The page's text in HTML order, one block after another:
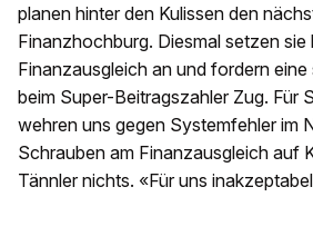
planen hinter den Kulissen den
Finanzhochburg. Diesmal setzen sie
Finanzausgleich an und fordern
beim Super-Beitragszahler Zug. Für
wehren uns gegen Systemfehler im
Schrauben am Finanzausgleich auf
Tännler nichts. «Für uns